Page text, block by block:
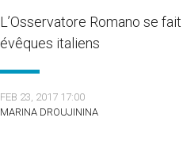
L’Osservatore Romano se
évêques italiens
FEB 23, 2017 17:00
MARINA DROUJININA